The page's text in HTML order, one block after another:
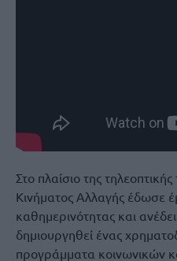
Στο πλαίσιο της
Κινήματος Αλλαγής έδωσε
καθημερινότητας και
δημιουργηθεί ένας
προγράμματα κοινωνικών